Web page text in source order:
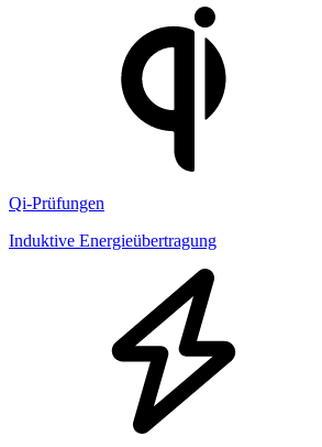
Qi-Prüfungen
Induktive Energieübertragung